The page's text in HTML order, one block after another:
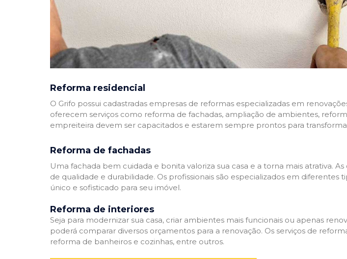
Reforma residencial
O Grifo possui cadastradas empresas de reformas especializadas em
oferecem serviços como reforma de fachadas, ampliação de ambientes,
empreiteira devem ser capacitados e estarem sempre prontos para
Reforma de fachadas
Uma fachada bem cuidada e bonita valoriza sua casa e a torna mais atrativa.
de qualidade e durabilidade. Os profissionais são especializados em
único e sofisticado para seu imóvel.
Reforma de interiores
Seja para modernizar sua casa, criar ambientes mais funcionais ou apenas
poderá comparar diversos orçamentos para a renovação. Os serviços de
reforma de banheiros e cozinhas, entre outros.